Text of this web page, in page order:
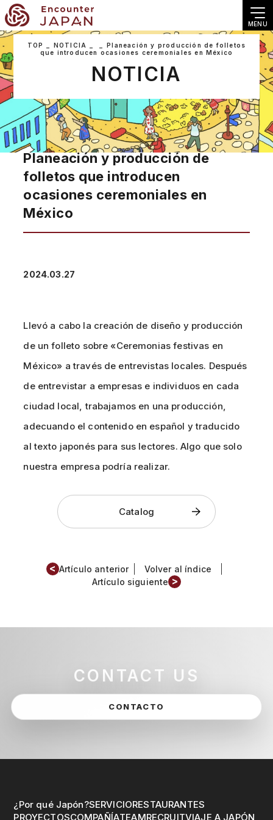
MENU
TOP NOTICIA
Planeación y producción de folletos
que introducen ocasiones ceremoniales en México
NOTICIA
Planeación y producción de
folletos que introducen
ocasiones ceremoniales en
México
2024.03.27
Llevó a cabo la creación de diseño y producción
de un folleto sobre «Ceremonias festivas en
México» a través de entrevistas locales. Después
de entrevistar a empresas e individuos en cada
ciudad local, trabajamos en una producción,
adecuando el contenido en español y traducido
al texto japonés para sus lectores. Algo que solo
nuestra empresa podría realizar.
Catalog
< Artículo anterior
Volver al índice
Artículo siguiente >
CONTACT US
CONTACTO
¿Por qué Japón?SERVICIORESTAURANTES
PROYECTOSCOMPAÑÍATEAMRECRUITVIAJE A JAPÓN